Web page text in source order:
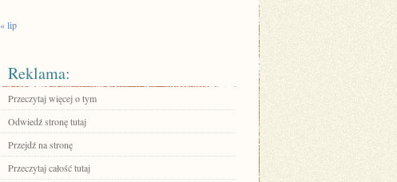
« lip
Reklama:
Przeczytaj więcej o tym
Odwiedź stronę tutaj
Przejdź na stronę
Przeczytaj całość tutaj